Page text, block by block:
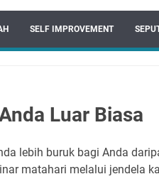
SELF IMPROVEMENT
Luar Biasa
lebih buruk bagi Anda
matahari melalui jendela